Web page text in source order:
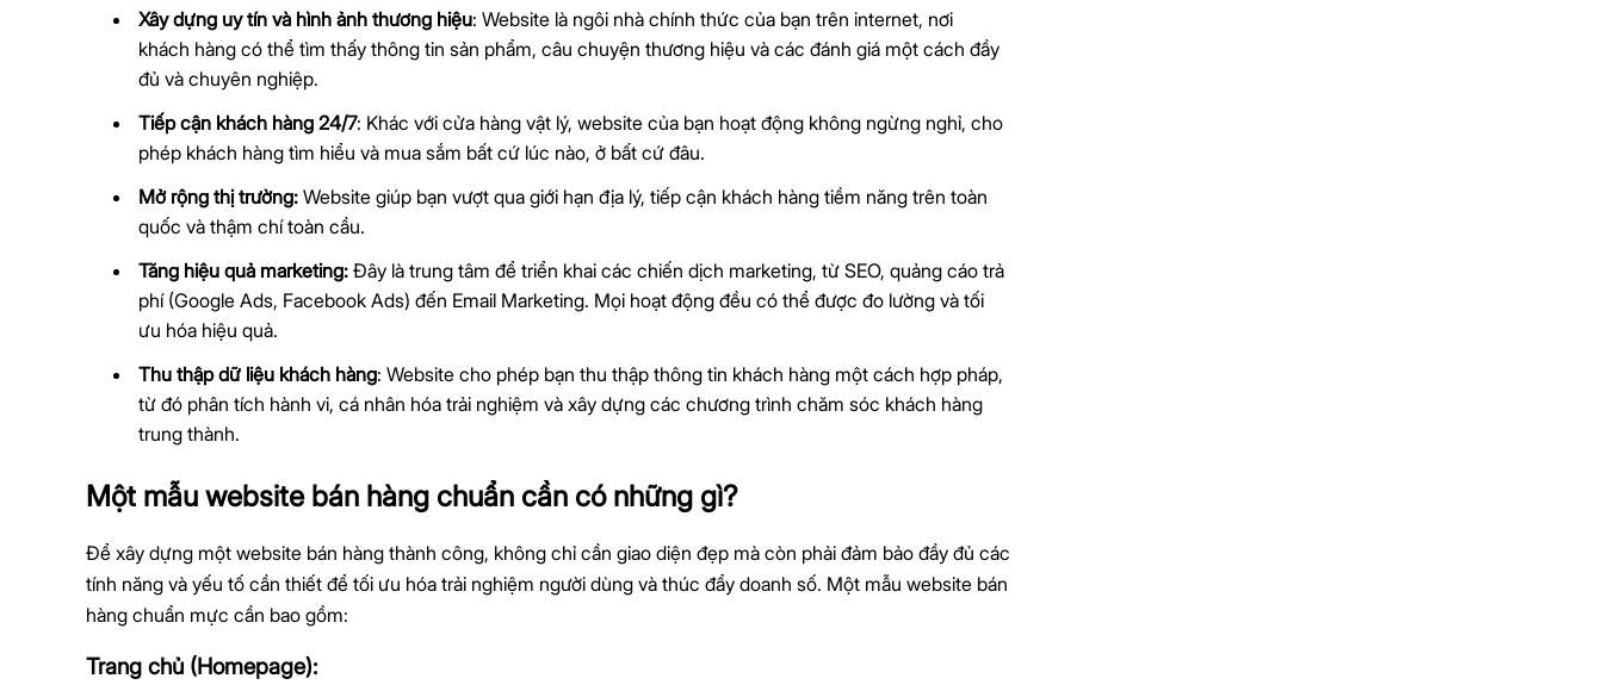
Xây dựng uy tín và hình ảnh thương hiệu: Website là ngôi nhà chính thức của bạn trên internet, nơi
khách hàng có thể tìm thấy thông tin sản phẩm, câu chuyện thương hiệu và các đánh giá một cách đầy
đủ và chuyên nghiệp.
Tiếp cận khách hàng 24/7: Khác với cửa hàng vật lý, website của bạn hoạt động không ngừng nghỉ, cho
phép khách hàng tìm hiểu và mua sắm bất cứ lúc nào, ở bất cứ đâu.
Mở rộng thị trường: Website giúp bạn vượt qua giới hạn địa lý, tiếp cận khách hàng tiềm năng trên toàn
quốc và thậm chí toàn cầu.
Tăng hiệu quả marketing: Đây là trung tâm để triển khai các chiến dịch marketing, từ SEO, quảng cáo trả
phí (Google Ads, Facebook Ads) đến Email Marketing. Mọi hoạt động đều có thể được đo lường và tối
ưu hóa hiệu quả.
Thu thập dữ liệu khách hàng: Website cho phép bạn thu thập thông tin khách hàng một cách hợp pháp,
từ đó phân tích hành vi, cá nhân hóa trải nghiệm và xây dựng các chương trình chăm sóc khách hàng
trung thành.
Một mẫu website bán hàng chuẩn cần có những gì?
Để xây dựng một website bán hàng thành công, không chỉ cần giao diện đẹp mà còn phải đảm bảo đầy đủ các
tính năng và yếu tố cần thiết để tối ưu hóa trải nghiệm người dùng và thúc đẩy doanh số. Một mẫu website bán
hàng chuẩn mực cần bao gồm:
Trang chủ (Homepage):